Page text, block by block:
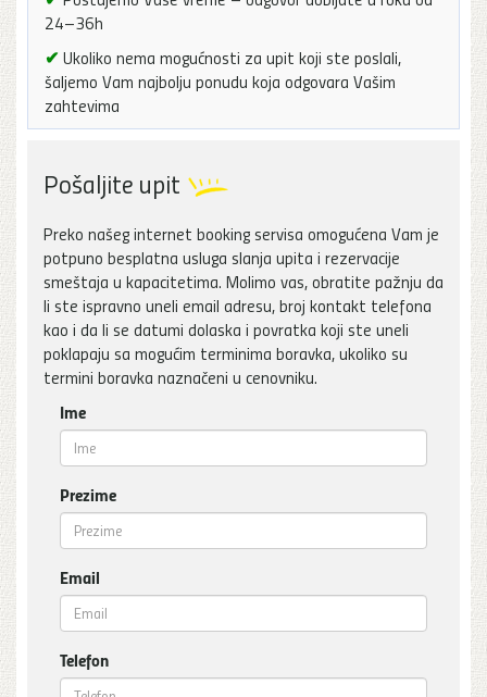
24–36h
✔ Ukoliko nema mogućnosti za upit koji ste poslali,
šaljemo Vam najbolju ponudu koja odgovara Vašim
zahtevima
Pošaljite upit
Preko našeg internet booking servisa omogućena Vam je
potpuno besplatna usluga slanja upita i rezervacije
smeštaja u kapacitetima. Molimo vas, obratite pažnju da
li ste ispravno uneli email adresu, broj kontakt telefona
kao i da li se datumi dolaska i povratka koji ste uneli
poklapaju sa mogućim terminima boravka, ukoliko su
termini boravka naznačeni u cenovniku.
Ime
Prezime
Email
Telefon